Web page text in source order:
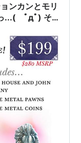
ンカンとモリ
...( ﾟдﾟ) そ
クアップ